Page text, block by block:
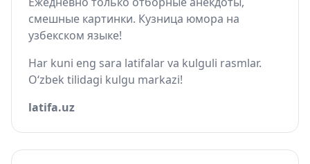
смешные картинки. Кузница юмора на
узбекском языке!
Har kuni eng sara latifalar va kulguli rasmlar.
O‘zbek tilidagi kulgu markazi!
latifa.uz